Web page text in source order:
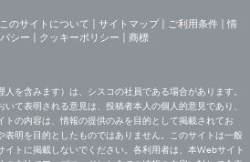
このサイトについて サイトマップ ご利用条件
情
シー クッキーポリシー 商標
を含みます）は、シスコの社員である場合があります。
て表明される意見は、投稿者本人の個人的意見であり、
トの内容は、情報の提供のみを目的として掲載されてお
表明を目的としたものではありません。このサイトは一般
イトに掲載しないでください。各利用者は、本Webサイト